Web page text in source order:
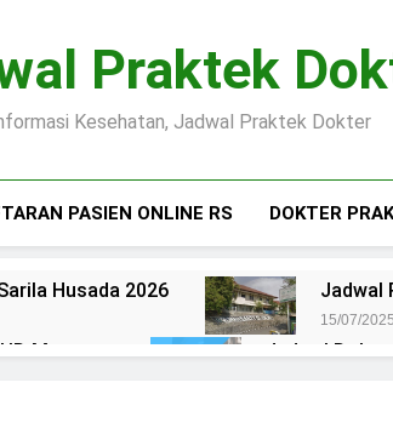
Praktek
Kesehatan, Jadwal Praktek Dokter
PASIEN ONLINE RS DOKTER
Husada 2026 Jadwal
15/07/2025
Margono Jadwal
Husada Wonogiri